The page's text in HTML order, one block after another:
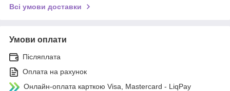
Всі умови доставки
Умови оплати
Післяплата
Оплата на рахунок
Онлайн-оплата карткою Visa, Mastercard - LiqPay